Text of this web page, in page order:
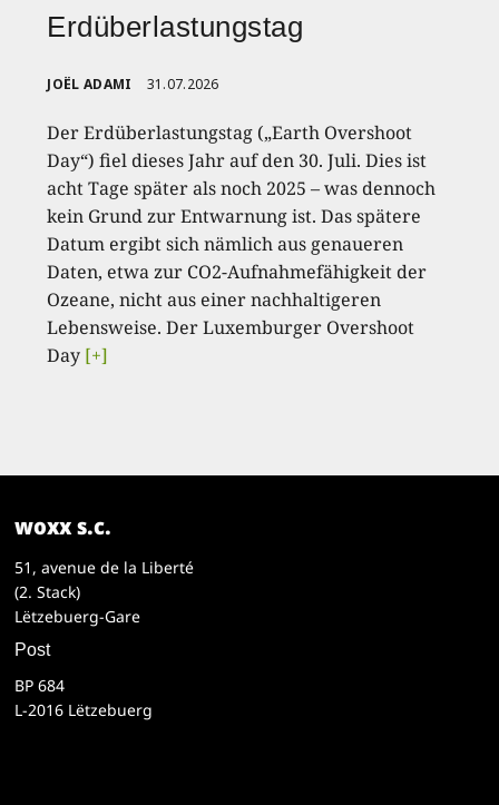
Erdüberlastungstag
JOËL ADAMI 31.07.2026
Der Erdüberlastungstag („Earth Overshoot
Day“) fiel dieses Jahr auf den 30. Juli. Dies ist
acht Tage später als noch 2025 – was dennoch
kein Grund zur Entwarnung ist. Das spätere
Datum ergibt sich nämlich aus genaueren
Daten, etwa zur CO2-Aufnahmefähigkeit der
Ozeane, nicht aus einer nachhaltigeren
Lebensweise. Der Luxemburger Overshoot
Day [+]
woxx s.c.
51, avenue de la Liberté
(2. Stack)
Lëtzebuerg-Gare
Post
BP 684
L-2016 Lëtzebuerg